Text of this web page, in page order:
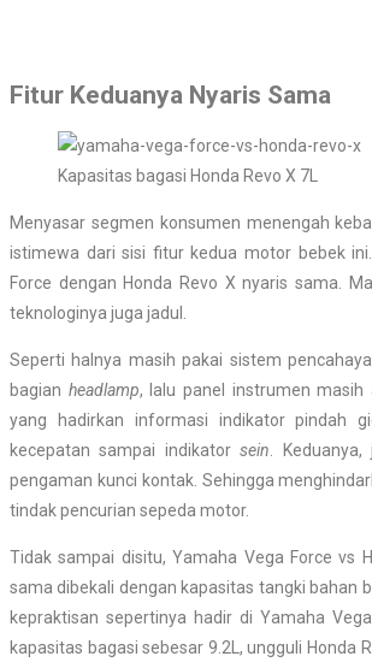
Fitur Keduanya Nyaris Sama
Kapasitas bagasi Honda Revo X 7L
Menyasar segmen konsumen menengah
istimewa dari sisi fitur kedua motor bebek
Force dengan Honda Revo X nyaris sama.
teknologinya juga jadul.
Seperti halnya masih pakai sistem
bagian headlamp, lalu panel instrumen masih
yang hadirkan informasi indikator pindah
kecepatan sampai indikatorsein .
pengaman kunci kontak. Sehingga
tindak pencurian sepeda motor.
Tidak sampai disitu, Yamaha Vega Force vs
sama dibekali dengan kapasitas tangki bahan
kepraktisan sepertinya hadir di Yamaha
kapasitas bagasi sebesar 9.2L, ungguli Honda